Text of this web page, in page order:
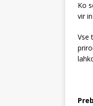
Ko
vir
Vse